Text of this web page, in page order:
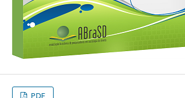
PDF